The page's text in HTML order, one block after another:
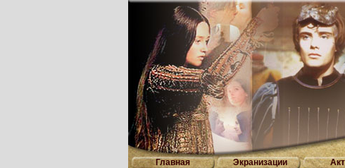
Главная Экранизации